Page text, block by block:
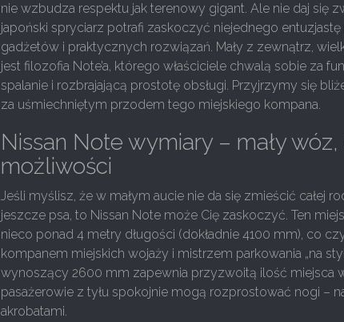
nie wzbudza respektu jak terenowy gigant. Ale nie daj się
japoński spryciarz potrafi zaskoczyć niejednego
gadżetów i praktycznych rozwiązań. Mały z zewnątrz,
jest filozofia Note’a, którego właściciele chwalą sobie za
spalanie i rozbrajającą prostotę obsługi. Przyjrzymy się
za uśmiechniętym przodem tego miejskiego kompana.
Nissan Note wymiary – mały
możliwości
Jeśli myślisz, że w małym aucie nie da się zmieścić całej
jeszcze psa, to Nissan Note może Cię zaskoczyć. Ten
nieco ponad 4 metry długości (dokładnie 4100 mm), co
kompanem miejskich wojaży i mistrzem parkowania „na
wynoszący 2600 mm zapewnia przyzwoitą ilość miejsca
pasażerowie z tyłu spokojnie mogą rozprostować nogi –
akrobatami.